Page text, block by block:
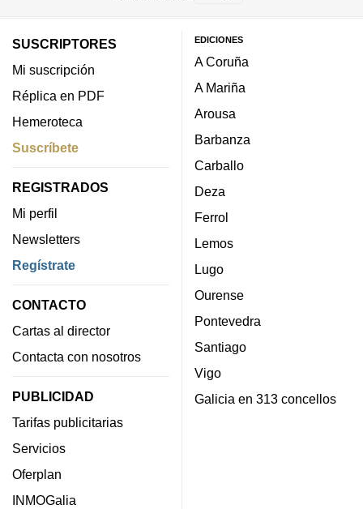
SUSCRIPTORES
Mi suscripción
Réplica en PDF
Hemeroteca
Suscríbete
REGISTRADOS
Mi perfil
Newsletters
Regístrate
CONTACTO
Cartas al director
Contacta con nosotros
PUBLICIDAD
Tarifas publicitarias
Servicios
Oferplan
INMOGalia
EDICIONES
A Coruña
A Mariña
Arousa
Barbanza
Carballo
Deza
Ferrol
Lemos
Lugo
Ourense
Pontevedra
Santiago
Vigo
Galicia en 313 concellos